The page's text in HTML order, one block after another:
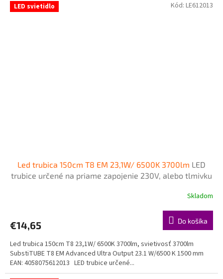
LED svietidlo
Led trubica 150cm T8 EM 23,1W/ 6500K 3700lm LED
trubice určené na priame zapojenie 230V, alebo tlmivku
Skladom
€14,65 Do košíka
Led trubica 150cm T8 23,1W/ 6500K 3700lm, svietivosť 3700lm
SubstiTUBE T8 EM Advanced Ultra Output 23.1 W/6500 K 1500 mm
EAN: 4058075612013 LED trubice určené...
Kód: LE612013